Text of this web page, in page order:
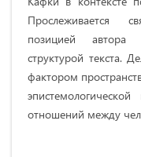
Прослеживается
позицией автора
структурой текста.
фактором
отношений между